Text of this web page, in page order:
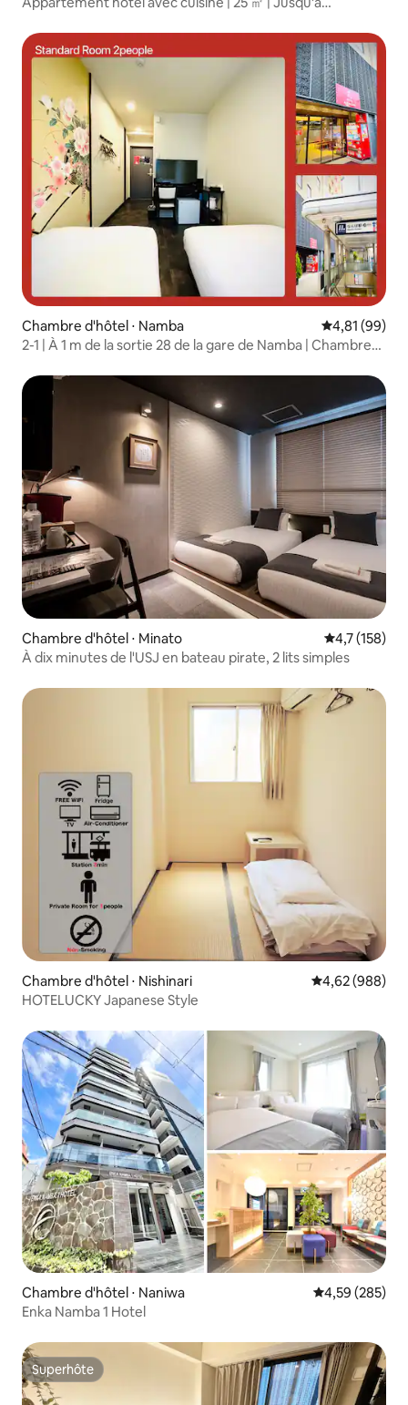
Chambre d'hôtel ⋅ Namba Évaluation
4,81 (99)
2-1 | À 1 m de la sortie 28 de la gare de Namba | Chambre
Kansai | Shinsaibashi, Nihonbashi et Dōtonbori accessibles
à pied | Service en chinois disponible
Chambre d'hôtel ⋅ Minato Évaluation
4,7 (158)
À dix minutes de l'USJ en bateau pirate, 2 lits simples
Chambre d'hôtel ⋅ Nishinari Évaluation
4,62 (988)
HOTELUCKY Japanese Style
Chambre d'hôtel ⋅ Naniwa Évaluation
4,59 (285)
Enka Namba 1 Hotel
Superhôte
Superhôte